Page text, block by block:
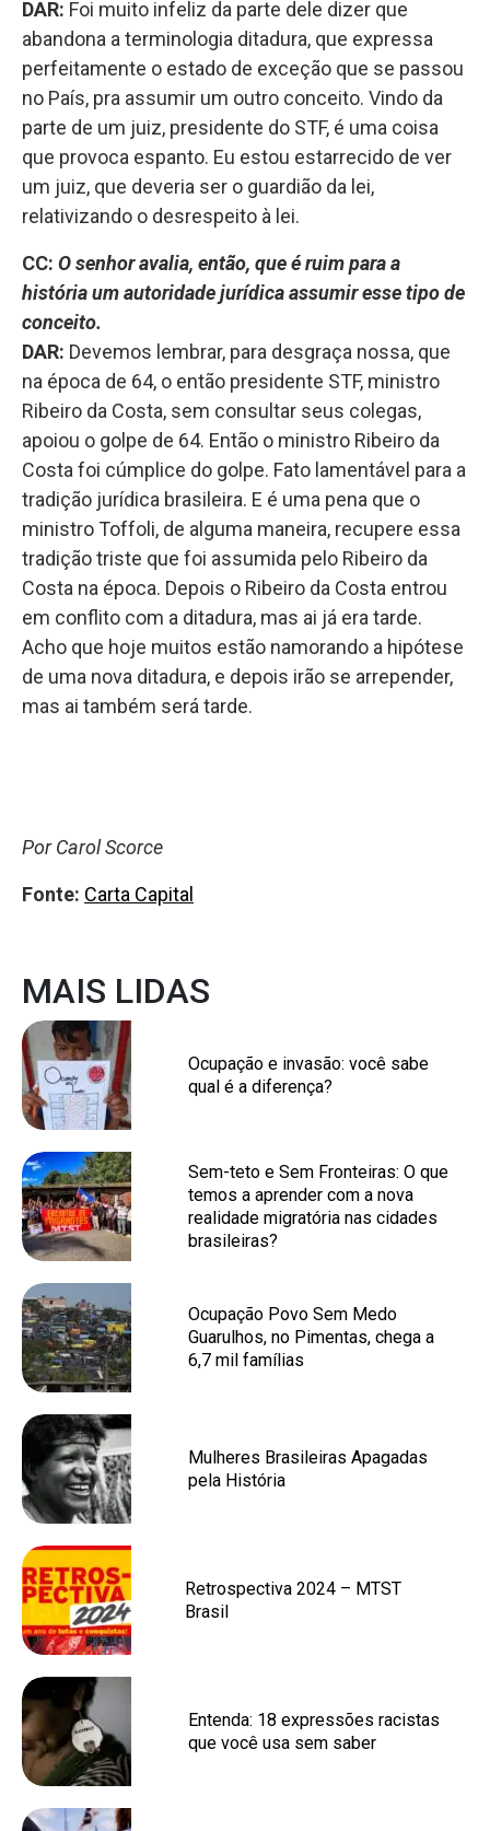
DAR: Foi muito infeliz da parte dele dizer que
abandona a terminologia ditadura, que expressa
perfeitamente o estado de exceção que se passou
no País, pra assumir um outro conceito. Vindo da
parte de um juiz, presidente do STF, é uma coisa
que provoca espanto. Eu estou estarrecido de ver
um juiz, que deveria ser o guardião da lei,
relativizando o desrespeito à lei.
CC: O senhor avalia, então, que é ruim para a
história um autoridade jurídica assumir esse tipo de
conceito.
DAR: Devemos lembrar, para desgraça nossa, que
na época de 64, o então presidente STF, ministro
Ribeiro da Costa, sem consultar seus colegas,
apoiou o golpe de 64. Então o ministro Ribeiro da
Costa foi cúmplice do golpe. Fato lamentável para a
tradição jurídica brasileira. E é uma pena que o
ministro Toffoli, de alguma maneira, recupere essa
tradição triste que foi assumida pelo Ribeiro da
Costa na época. Depois o Ribeiro da Costa entrou
em conflito com a ditadura, mas ai já era tarde.
Acho que hoje muitos estão namorando a hipótese
de uma nova ditadura, e depois irão se arrepender,
mas ai também será tarde.
Por Carol Scorce
Fonte: Carta Capital
MAIS LIDAS
Ocupação e invasão: você sabe
qual é a diferença?
Sem-teto e Sem Fronteiras: O que
temos a aprender com a nova
realidade migratória nas cidades
brasileiras?
Ocupação Povo Sem Medo
Guarulhos, no Pimentas, chega a
6,7 mil famílias
Mulheres Brasileiras Apagadas
pela História
Retrospectiva 2024 – MTST
Brasil
Entenda: 18 expressões racistas
que você usa sem saber